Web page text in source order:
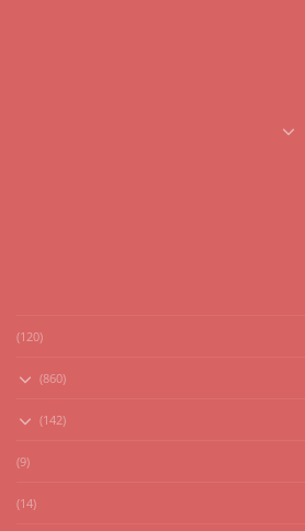
(120)
(860)
(142)
(9)
(14)